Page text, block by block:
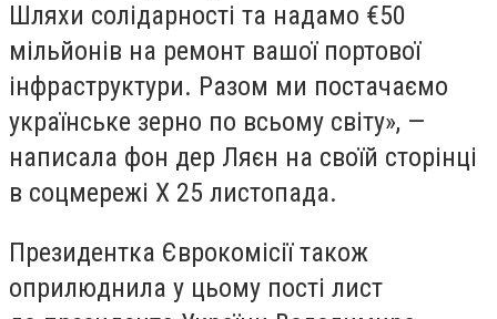
Шляхи солідарності та надамо €50
мільйонів на ремонт вашої портової
інфраструктури. Разом ми постачаємо
українське зерно по всьому світу», —
написала фон дер Ляєн на своїй сторінці
в соцмережі X 25 листопада.
Президентка Єврокомісії також
оприлюднила у цьому пості лист